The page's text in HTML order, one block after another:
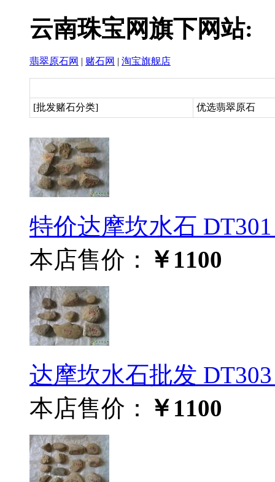
云南珠宝网旗下网站:
翡翠原石网 | 赌石网 | 淘宝旗舰店
[批发赌石分类] 优选翡翠原石
特价达摩坎水石
本店售价：
￥1100
达摩坎水石批发
本店售价：
￥1100